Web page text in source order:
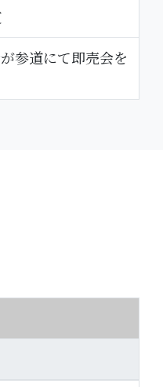
参道にて即売会を